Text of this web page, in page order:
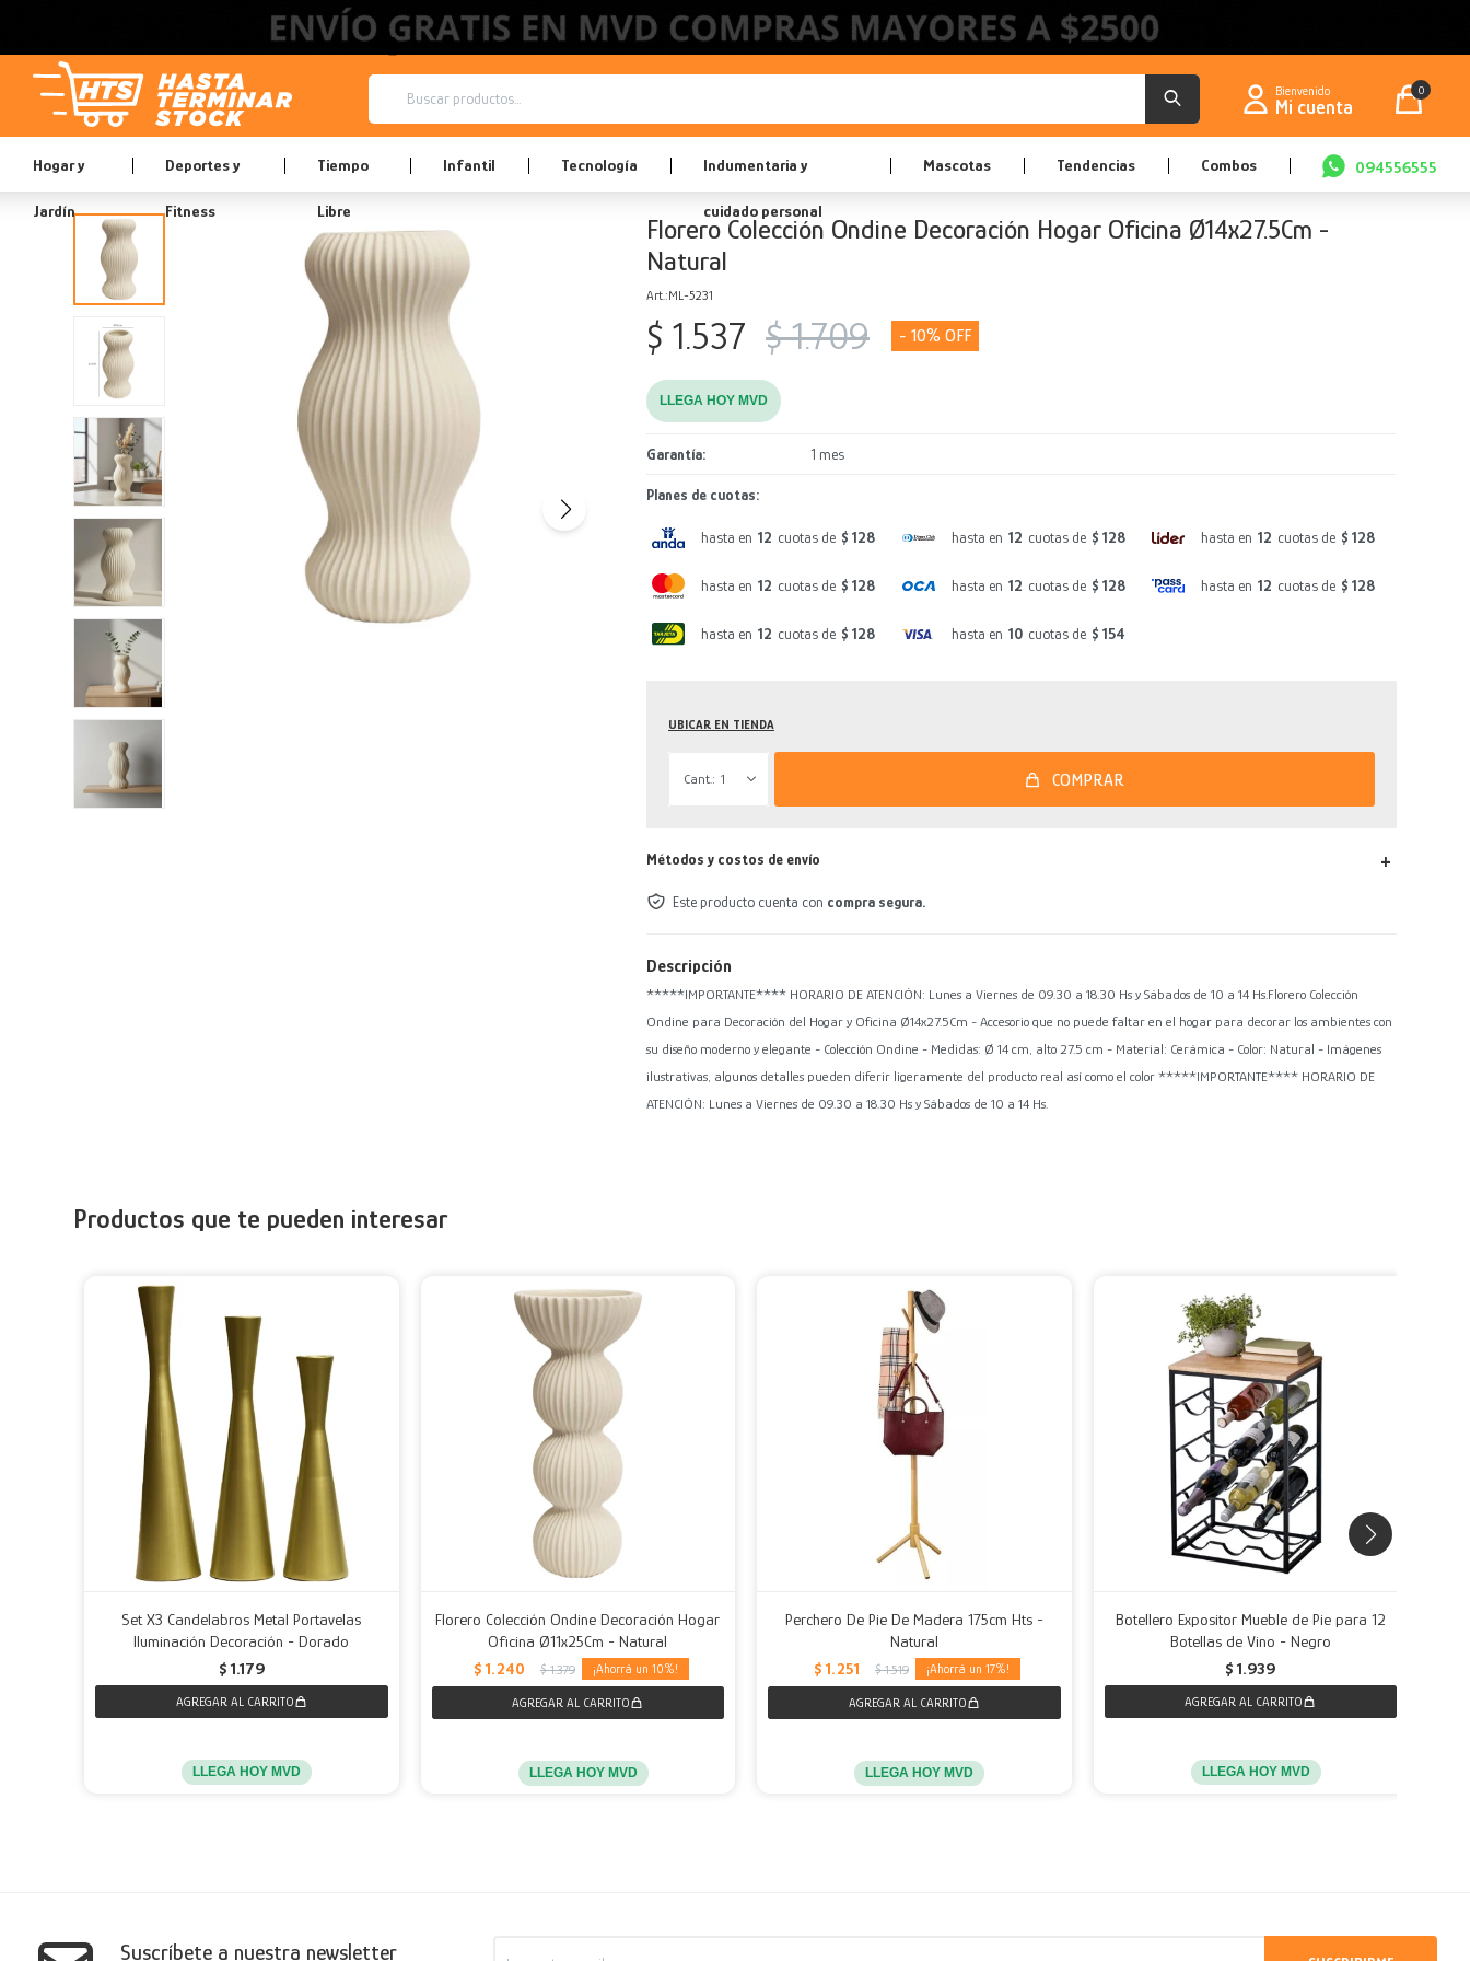
Hogar y
Jardín
Deportes y
Fitness
Tiempo
Libre
Infantil Tecnología Indumentaria y
cuidado personal
Mascotas Tendencias Combos 094556555
0
Florero Colección Ondine Decoración Hogar Oficina Ø14x27.5Cm -
Natural
ML-5231
$ 1.537 $ 1.709 10
LLEGA HOY MVD
Garantía 1 mes
Planes de cuotas:
hasta en 12 cuotas de $ 128 hasta en 12 cuotas de $ 128 hasta en 12 cuotas de $ 128
hasta en 12 cuotas de $ 128 hasta en 12 cuotas de $ 128 hasta en 12 cuotas de $ 128
hasta en 12 cuotas de $ 128 hasta en 10 cuotas de $ 154
UBICAR EN TIENDA
1 COMPRAR
Métodos y costos de envío
Este producto cuenta con compra segura.
Descripción
*****IMPORTANTE**** HORARIO DE ATENCIÓN: Lunes a Viernes de 09.30 a 18.30 Hs y Sábados de 10 a 14 Hs.Florero Colección
Ondine para Decoración del Hogar y Oficina Ø14x27.5Cm - Accesorio que no puede faltar en el hogar para decorar los ambientes con
su diseño moderno y elegante - Colección Ondine - Medidas: Ø 14 cm, alto 27.5 cm - Material: Cerámica - Color: Natural - Imágenes
ilustrativas, algunos detalles pueden diferir ligeramente del producto real así como el color *****IMPORTANTE**** HORARIO DE
ATENCIÓN: Lunes a Viernes de 09.30 a 18.30 Hs y Sábados de 10 a 14 Hs.
Productos que te pueden interesar
Set X3 Candelabros Metal Portavelas
Iluminación Decoración - Dorado
$ 1.179
LLEGA HOY MVD
Florero Colección Ondine Decoración Hogar
Oficina Ø11x25Cm - Natural
$ 1.240 $ 1.379 10
LLEGA HOY MVD
Perchero De Pie De Madera 175cm Hts -
Natural
$ 1.251 $ 1.519 17
LLEGA HOY MVD
Botellero Expositor Mueble de Pie para 12
Botellas de Vino - Negro
$ 1.939
LLEGA HOY MVD
Suscríbete a nuestra newsletter